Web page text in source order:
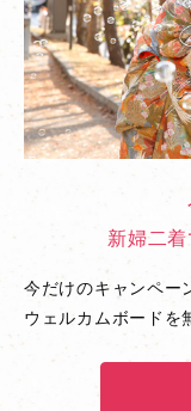
新婦二
今だけのキャンペ
ウェルカムボードを